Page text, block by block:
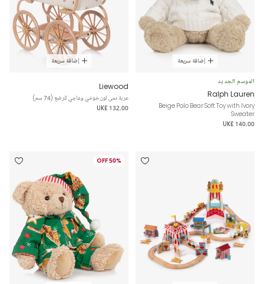
إضافة سريعة
الموسم الجديد
Ralph Lauren
Beige Polo Bear Soft Toy with Ivory
Sweater
UK£ 140.00
إضافة سريعة
Liewood
عربة دمى لون خوخي وعاجي للرضع (74 سم)
UK£ 132.00
50% OFF